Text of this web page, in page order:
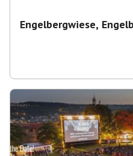
Engelbergwiese,